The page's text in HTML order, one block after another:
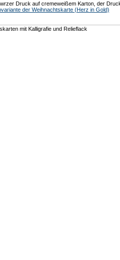
Druck auf cremeweißem Karton, der
der Weihnachtskarte (Herz in Gold)